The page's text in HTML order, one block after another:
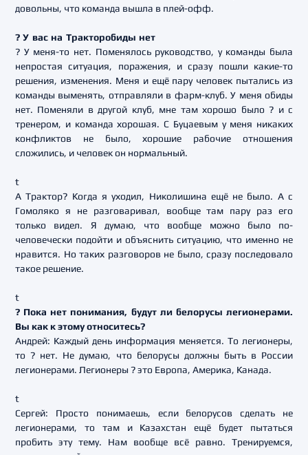
довольны, что команда вышла в плей-офф.
? У вас на Тракторобиды нет
? У меня-то нет. Поменялось руководство, у команды была
непростая ситуация, поражения, и сразу пошли какие-то
решения, изменения. Меня и ещё пару человек пытались из
команды выменять, отправляли в фарм-клуб. У меня обиды
нет. Поменяли в другой клуб, мне там хорошо было ? и с
тренером, и команда хорошая. С Буцаевым у меня никаких
конфликтов не было, хорошие рабочие отношения
сложились, и человек он нормальный.
t
А Трактор? Когда я уходил, Николишина ещё не было. А с
Гомоляко я не разговаривал, вообще там пару раз его
только видел. Я думаю, что вообще можно было по-
человечески подойти и объяснить ситуацию, что именно не
нравится. Но таких разговоров не было, сразу последовало
такое решение.
t
? Пока нет понимания, будут ли белорусы легионерами.
Вы как к этому относитесь?
Андрей: Каждый день информация меняется. То легионеры,
то ? нет. Не думаю, что белорусы должны быть в России
легионерами. Легионеры ? это Европа, Америка, Канада.
t
Сергей: Просто понимаешь, если белорусов сделать не
легионерами, то там и Казахстан ещё будет пытаться
пробить эту тему. Нам вообще всё равно. Тренируемся,